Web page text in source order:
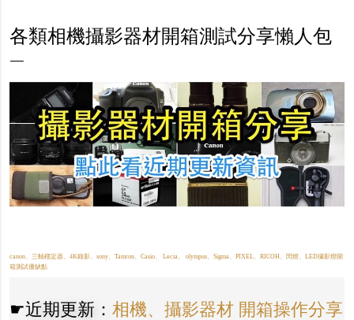
各類相機攝影器材開箱測試分享懶人包
canon、三軸穩定器、4K錄影、sony、Tamron、Casio、 Lecia、 olympus、Sigma、PIXEL、RICOH、閃燈、LED攝影燈開
箱測試優缺點
☛近期更新： 相機、攝影器材 開箱操作分享